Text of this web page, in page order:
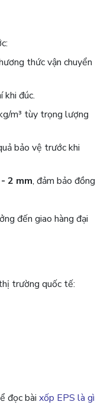
thức vận chuyển
khi đúc.
m³ tùy trọng lượng
bảo vệ trước khi
2 mm, đảm bảo đồng
đến giao hàng đại
trường quốc tế:
đọc bài xốp EPS là gì